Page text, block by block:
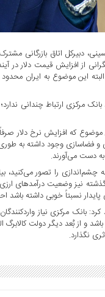
دبیرکل اتاق بازرگانی
از افزایش قیمت دلار در
این موضوع به ایران
مرکزی ارتباط چندانی
این موضوع که افزایش نرخ
و فضاسازی وجود داشته به
به دست می‌آورند.
را تصور می‌کنید،
نسبتاً خوبی داشته باشد
بانک مرکزی نیاز
و از بُعد دیگر دولت کالابرگ
نگذارد.